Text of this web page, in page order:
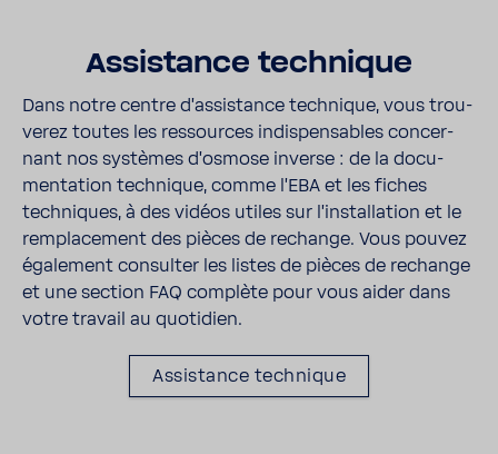
Assis­tance tech­nique
Dans notre centre d'as­sis­tance tech­nique, vous trou­
verez toutes les ressources indis­pen­sables concer­
nant nos systèmes d'os­mose inverse : de la docu­
men­ta­tion tech­nique, comme l'EBA et les fiches
tech­niques, à des vidéos utiles sur l'ins­tal­la­tion et le
rempla­ce­ment des pièces de rechange. Vous pouvez
égale­ment consulter les listes de pièces de rechange
et une section FAQ complète pour vous aider dans
votre travail au quoti­dien.
Assis­tance tech­nique